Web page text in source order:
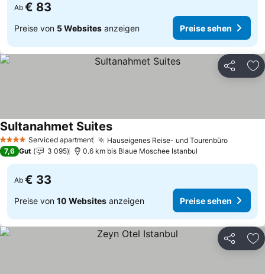
Ab € 83
Preise von 5 Websites anzeigen Preise sehen
Teilen
4 Sterne Serviced apartment Hauseigenes Reise- und TourenbüroPreise
Sultanahmet SuitesPreise sehen
7,6 Gut 3 095 0.6 km bis Blaue Moschee Istanbul
Ab € 33
Preise von 10 Websites anzeigen Preise sehen
Teilen